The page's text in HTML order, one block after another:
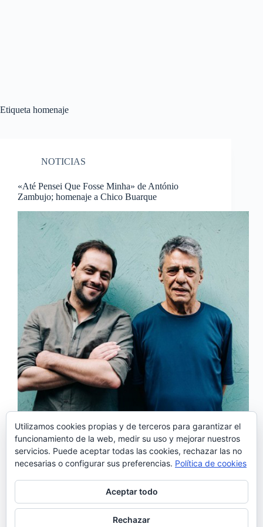
Etiqueta homenaje
NOTICIAS
«Até Pensei Que Fosse Minha» de António
Zambujo; homenaje a Chico Buarque
«Até Pensei Que Fosse Minha» es el nuevo álbum
de António Zambujo. Tras el exitoso “Rua da
Emenda” de 2014, el artista luso vuelve con un disco
compuesto de versiones del genial músico
brasileño, Chico Buarque. En los discos de António
Zambujo siempre se…
Noemí Sánchez
05/10/2016
Utilizamos cookies propias y de terceros para garantizar el
funcionamiento de la web, medir su uso y mejorar nuestros
servicios. Puede aceptar todas las cookies, rechazar las no
necesarias o configurar sus preferencias. Política de cookies
Aceptar todo
Rechazar